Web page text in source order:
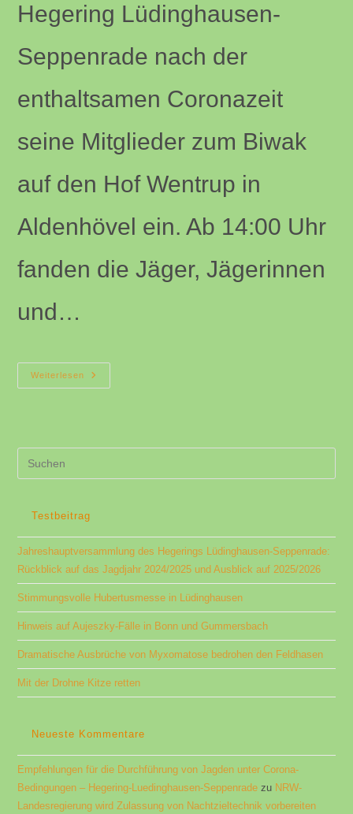
Hegering Lüdinghausen-
Seppenrade nach der
enthaltsamen Coronazeit
seine Mitglieder zum Biwak
auf den Hof Wentrup in
Aldenhövel ein. Ab 14:00 Uhr
fanden die Jäger, Jägerinnen
und…
Weiterlesen
Biwak
Des
the
Testbeitrag
Jahreshauptversammlung des Hegerings Lüdinghausen-Seppenrade:
Rückblick auf das Jagdjahr 2024/2025 und Ausblick auf 2025/2026
Stimmungsvolle Hubertusmesse in Lüdinghausen
Hinweis auf Aujeszky-Fälle in Bonn und Gummersbach
Dramatische Ausbrüche von Myxomatose bedrohen den Feldhasen
Mit der Drohne Kitze retten
Neueste Kommentare
Empfehlungen für die Durchführung von Jagden unter Corona-
Bedingungen​ – Hegering-Luedinghausen-Seppenrade zu NRW-
Landesregierung wird Zulassung von Nachtzieltechnik vorbereiten